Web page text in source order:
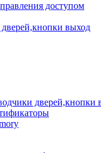
доступом
выход
дверей,кнопки